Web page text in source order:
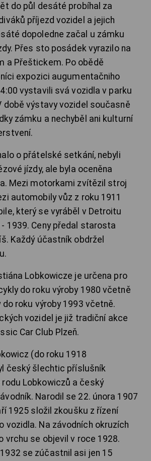
do půl desáté probíhal za
příjezd vozidel a jejich
dopoledne začal u zámku
Přes sto posádek vyrazilo na
a Přeštickem. Po obědě
expozici augumentačniho
vystavili svá vozidla v parku
době výstavy vozidel současně
zámku a nechyběl ani kulturní
o přátelské setkání, nebyli
jízdy, ale byla oceněna
Mezi motorkami zvítězil stroj
automobily vůz z roku 1911
který se vyráběl v Detroitu
1939. Ceny předal starosta
Každý účastník obdržel
Lobkowicze je určena pro
do roku výroby 1980 včetně
roku výroby 1993 včetně.
vozidel je již tradiční akce
Car Club Plzeň.
(do roku 1918
český šlechtic příslušník
Lobkowiczů a český
Narodil se 22. února 1907
1925 složil zkoušku z řízení
vozidla. Na závodních okruzích
vrchu se objevil v roce 1928.
se zúčastnil asi jen 15